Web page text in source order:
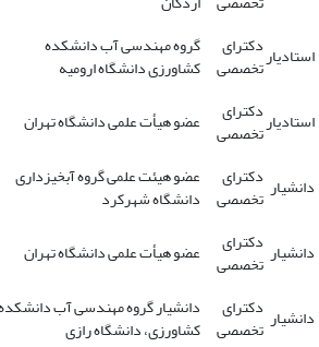
استادیاردکترای
تخصصی
گروه مهندسی آب دانشکده
کشاورزی دانشگاه ارومیه
استادیاردکترای
تخصصی عضو هیأت علمی دانشگاه تهران
دانشیار دکترای
تخصصی
عضو هیئت علمی گروه آبخیزداری
دانشگاه شهرکرد
دانشیار دکترای
تخصصی عضو هیأت علمی دانشگاه تهران
دانشیار دکترای
تخصصی
دانشیار گروه مهندسی آب
کشاورزی، دانشگاه رازی